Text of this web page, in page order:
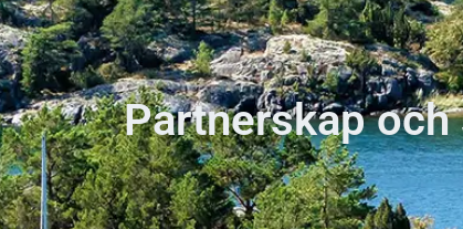
Partnerskap